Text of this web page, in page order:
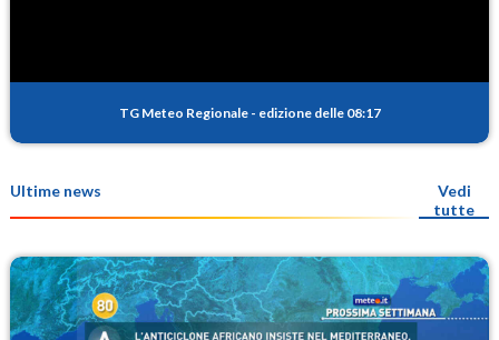
TG Meteo Regionale - edizione delle 08:17
Ultime news
Vedi
tutte